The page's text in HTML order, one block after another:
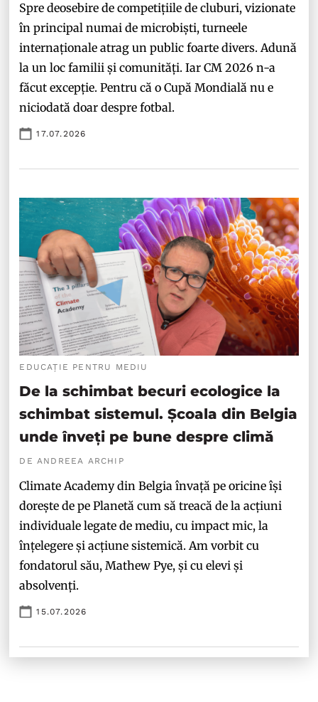
Spre deosebire de competițiile de cluburi, vizionate
în principal numai de microbiști, turneele
internaționale atrag un public foarte divers. Adună
la un loc familii și comunități. Iar CM 2026 n-a
făcut excepție. Pentru că o Cupă Mondială nu e
niciodată doar despre fotbal.
17.07.2026
EDUCAȚIE PENTRU MEDIU
De la schimbat becuri ecologice la
schimbat sistemul. Școala din Belgia
unde înveți pe bune despre climă
DE ANDREEA ARCHIP
Climate Academy din Belgia învață pe oricine își
dorește de pe Planetă cum să treacă de la acțiuni
individuale legate de mediu, cu impact mic, la
înțelegere și acțiune sistemică. Am vorbit cu
fondatorul său, Mathew Pye, și cu elevi și
absolvenți.
15.07.2026